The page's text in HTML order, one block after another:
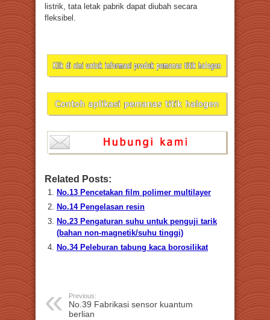
listrik, tata letak pabrik dapat diubah secara
fleksibel.
Related Posts:
No.13 Pencetakan film polimer multilayer
No.14 Pengelasan resin
No.23 Pengaturan suhu untuk penguji tarik
(bahan non-magnetik/suhu tinggi)
No.34 Peleburan tabung kaca borosilikat
Previous:
No.39 Fabrikasi sensor kuantum
berlian